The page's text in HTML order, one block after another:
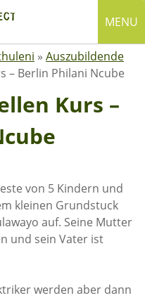
MENU
» Auszubildende
– Berlin Philani Ncube
Kurs –
von 5 Kindern und
kleinen Grundstuck
auf. Seine Mutter
und sein Vater ist
werden aber dann